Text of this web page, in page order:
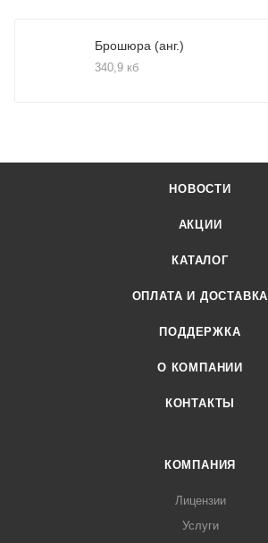
Брошюра (анг.)
340,9 кб
НОВОСТИ
АКЦИИ
КАТАЛОГ
ОПЛАТА И ДОСТАВКА
ПОДДЕРЖКА
О КОМПАНИИ
КОНТАКТЫ
КОМПАНИЯ
Лицензии
Услуги